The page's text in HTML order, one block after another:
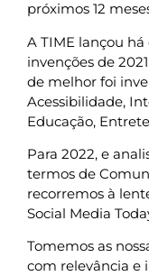
próximos 12
A TIME lançou
invenções de
de melhor foi
Acessibilidade,
Educação,
Para 2022, e
termos de
recorremos à
Social Media
Tomemos as
com relevância e